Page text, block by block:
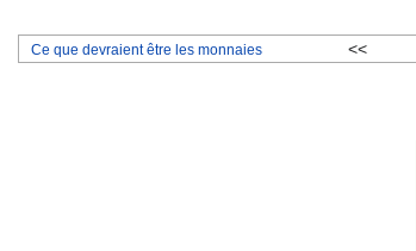
à
la
à
la
Ce que devraient être les monnaies <<